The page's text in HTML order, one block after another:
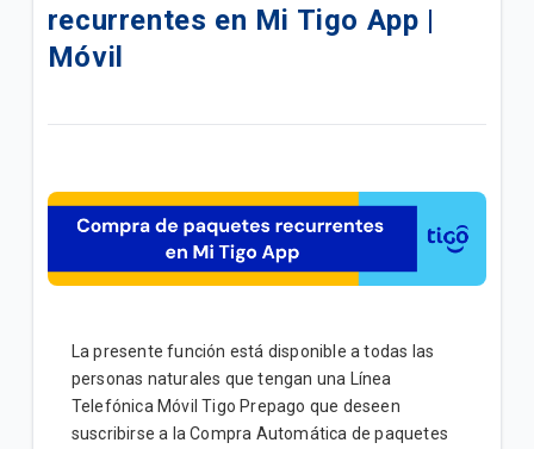
Crear tu cuenta en TigoID 👤 | General
¿Cómo recuperar tu contraseña de TigoID? 🔓 |
Gestionar tu red WIFI en Mi Tigo App | Hogar
Eliminar suscripción "Pago Automático" en Mi Tigo |
Creá tus credenciales en Mi Tigo App | General
Activación y desactivación de Compra Automática
recurrentes en Mi Tigo App |
Móvil
La presente función está disponible a todas las
personas naturales que tengan una Línea
Telefónica Móvil Tigo Prepago que deseen
suscribirse a la Compra Automática de paquetes